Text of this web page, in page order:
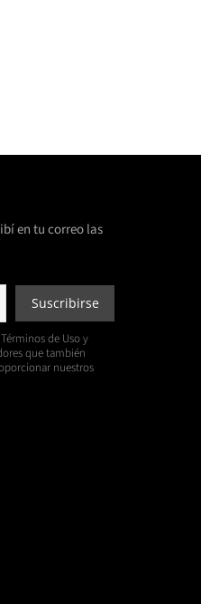
en tu correo las
de Uso y
que también
nuestros